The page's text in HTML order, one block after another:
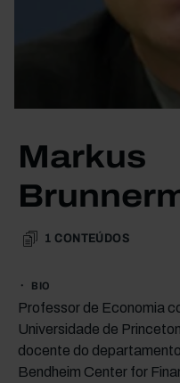
Markus
1 CONTEÚDOS
BIO
Professor de Economia
Universidade de
docente do
Bendheim Center for